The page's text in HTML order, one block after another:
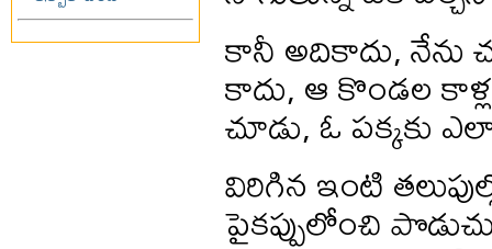
కానీ అదికాదు, నేను
కాదు, ఆ కొండల కాళ్ల
చూడు, ఓ పక్కకు
విరిగిన ఇంటి
పైకప్పులోంచి